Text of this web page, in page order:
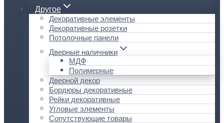
Другое
Декоративные элементы
Декоративные розетки
Потолочные панели
Дверные наличники
МДФ
Полимерные
Дверной декор
Бордюры декоративные
Рейки декоративные
Угловые элементы
Сопутствующие товары